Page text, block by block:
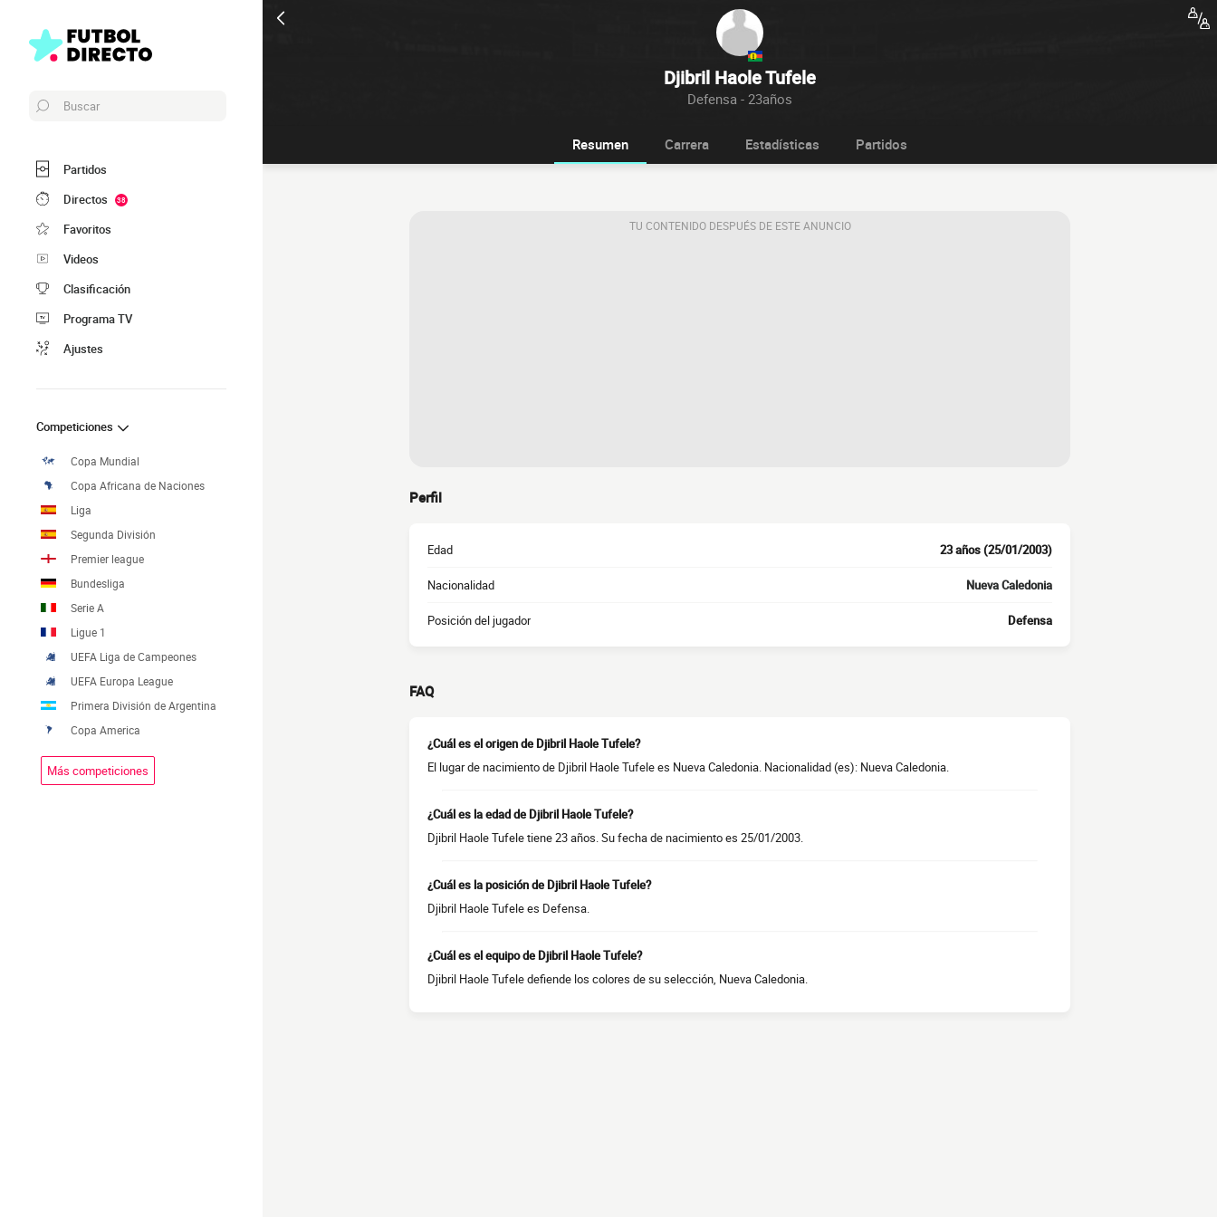
Djibril Haole Tufele
Defensa - 23años
Buscar
Partidos
Directos
38
Favoritos
Videos
Clasificación
Programa TV
Ajustes
Competiciones
Copa Mundial
Copa Africana de Naciones
Liga
Segunda División
Premier league
Bundesliga
Serie A
Ligue 1
UEFA Liga de Campeones
UEFA Europa League
Primera División de Argentina
Copa America
Más competiciones
Resumen Carrera Estadísticas Partidos
TU CONTENIDO DESPUÉS DE ESTE ANUNCIO
Perfil
Edad 23 años (25/01/2003)
Nacionalidad Nueva Caledonia
Posición del jugador Defensa
FAQ
¿Cuál es el origen de Djibril Haole Tufele?
El lugar de nacimiento de Djibril Haole Tufele es Nueva Caledonia. Nacionalidad (es): Nueva Caledonia.
¿Cuál es la edad de Djibril Haole Tufele?
Djibril Haole Tufele tiene 23 años. Su fecha de nacimiento es 25/01/2003.
¿Cuál es la posición de Djibril Haole Tufele?
Djibril Haole Tufele es Defensa.
¿Cuál es el equipo de Djibril Haole Tufele?
Djibril Haole Tufele defiende los colores de su selección, Nueva Caledonia.